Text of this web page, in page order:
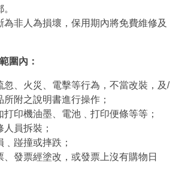
為非人為損壞，保用期內將免費維修及
圍內：
忽、火災、電擊等行為，不當改裝，及/
附之說明書進行操作；
打印機油墨、電池﹑打印便條等等；
員拆裝；
踫撞或摔跌；
、發票經塗改，或發票上沒有購物日